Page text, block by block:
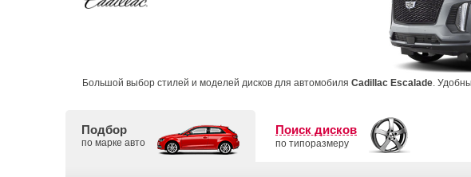
Большой выбор стилей и моделей дисков для автомобиля Cadillac Escalade.
Подбор
по марке авто
Поиск дисков
по типоразмеру